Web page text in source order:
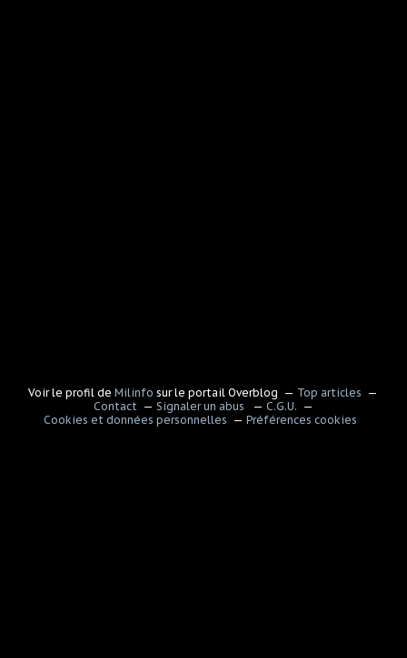
Voir le profil deMilinfo sur le portail Overblog
Top articles
Contact
Signaler un abus
C.G.U.
Cookies et données personnelles
Préférences cookies